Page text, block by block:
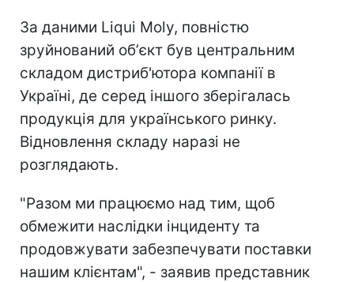
За даними Liqui Moly, повністю
зруйнований обʼєкт був центральним
складом дистриб'ютора компанії в
Україні, де серед іншого зберігалась
продукція для українського ринку.
Відновлення складу наразі не
розглядають.
"Разом ми працюємо над тим, щоб
обмежити наслідки інциденту та
продовжувати забезпечувати поставки
нашим клієнтам", - заявив представник